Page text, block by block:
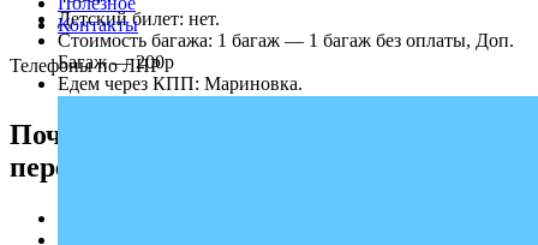
Детский билет: нет.
Стоимость багажа: 1 багаж — 1 багаж без оплаты, Доп.
Багаж — 200р
Едем через КПП: Мариновка.
Почему выбирают надежного
перевозчика «Профи-Тур»
Контакты
Телефоны по ЛНР